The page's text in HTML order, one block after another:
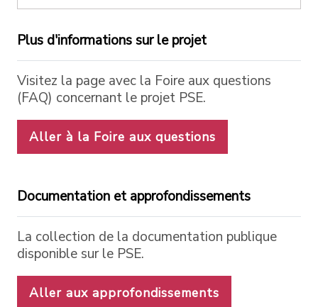
Plus d'informations sur le projet
Visitez la page avec la Foire aux questions
(FAQ) concernant le projet PSE.
Aller à la Foire aux questions
Documentation et approfondissements
La collection de la documentation publique
disponible sur le PSE.
Aller aux approfondissements